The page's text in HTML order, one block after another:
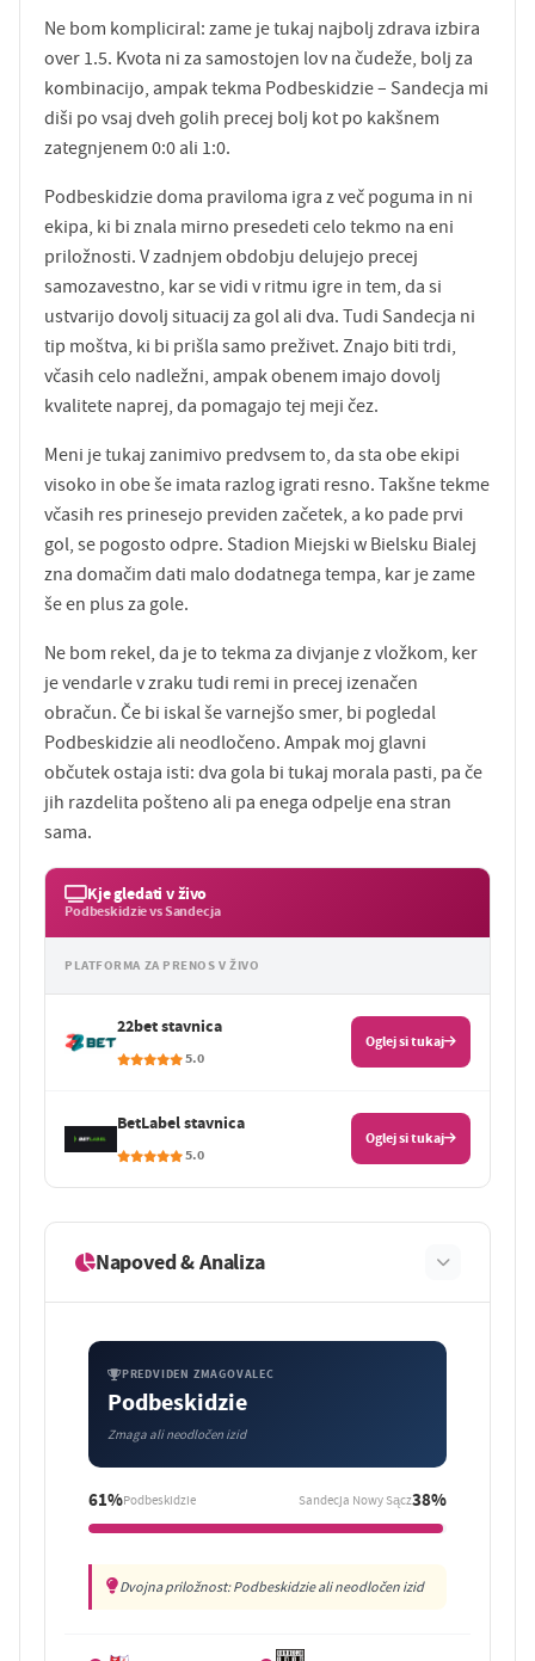
Ne bom kompliciral: zame je tukaj najbolj zdrava izbira
over 1.5. Kvota ni za samostojen lov na čudeže, bolj za
kombinacijo, ampak tekma Podbeskidzie – Sandecja mi
diši po vsaj dveh golih precej bolj kot po kakšnem
zategnjenem 0:0 ali 1:0.
Podbeskidzie doma praviloma igra z več poguma in ni
ekipa, ki bi znala mirno presedeti celo tekmo na eni
priložnosti. V zadnjem obdobju delujejo precej
samozavestno, kar se vidi v ritmu igre in tem, da si
ustvarijo dovolj situacij za gol ali dva. Tudi Sandecja ni
tip moštva, ki bi prišla samo preživet. Znajo biti trdi,
včasih celo nadležni, ampak obenem imajo dovolj
kvalitete naprej, da pomagajo tej meji čez.
Meni je tukaj zanimivo predvsem to, da sta obe ekipi
visoko in obe še imata razlog igrati resno. Takšne tekme
včasih res prinesejo previden začetek, a ko pade prvi
gol, se pogosto odpre. Stadion Miejski w Bielsku Bialej
zna domačim dati malo dodatnega tempa, kar je zame
še en plus za gole.
Ne bom rekel, da je to tekma za divjanje z vložkom, ker
je vendarle v zraku tudi remi in precej izenačen
obračun. Če bi iskal še varnejšo smer, bi pogledal
Podbeskidzie ali neodločeno. Ampak moj glavni
občutek ostaja isti: dva gola bi tukaj morala pasti, pa če
jih razdelita pošteno ali pa enega odpelje ena stran
sama.
Kje gledati v živo
Podbeskidzie vs Sandecja
PLATFORMA ZA PRENOS V ŽIVO
22bet stavnica
5.0
Oglej si tukaj
BetLabel stavnica
5.0
Oglej si tukaj
Napoved & Analiza
PREDVIDEN ZMAGOVALEC
Podbeskidzie
Zmaga ali neodločen izid
61%Podbeskidzie Sandecja Nowy Sącz38%
Dvojna priložnost: Podbeskidzie ali neodločen izid